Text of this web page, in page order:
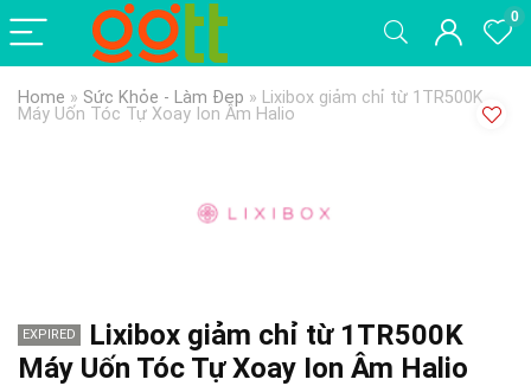
0
Home » Sức Khỏe - Làm Đẹp » Lixibox giảm chỉ từ 1TR500K
Máy Uốn Tóc Tự Xoay Ion Âm Halio
EXPIRED
Lixibox giảm chỉ từ 1TR500K
Máy Uốn Tóc Tự Xoay Ion Âm Halio